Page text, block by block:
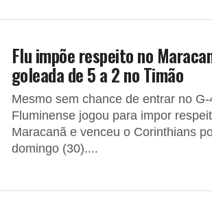
Flu impõe respeito no
goleada de 5 a 2 no Timão
Mesmo sem chance de entrar no G-
Fluminense jogou para impor
Maracanã e venceu o Corinthians
domingo (30)....